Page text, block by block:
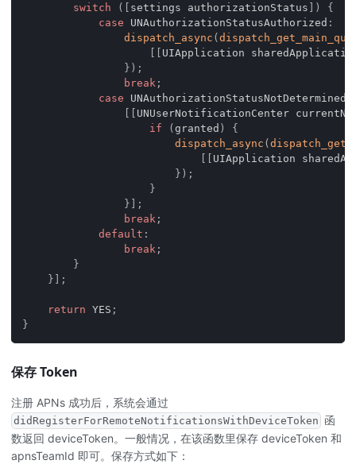
switch
( [ settings authorizationStatus ] )
{
case UNAuthorizationStatusAuthorized :
dispatch_async (
[ [ UIApplication
} ) ;
break ;
case UNAuthorizationStatusNotDetermined
[ [ UNUserNotificationCenter
if
(granted )
{
dispatch_async (
[ [ UIApplication
} ) ;
}
} ] ;
break ;
default :
break ;
}
} ] ;
return YES ;
}
保存 Token
注册 APNs 成功后，系统会通过
didRegisterForRemoteNotificationsWithDeviceToken 函
数返回 deviceToken。一般情况，在该函数里保存 deviceToken 和
apnsTeamId 即可。保存方式如下：